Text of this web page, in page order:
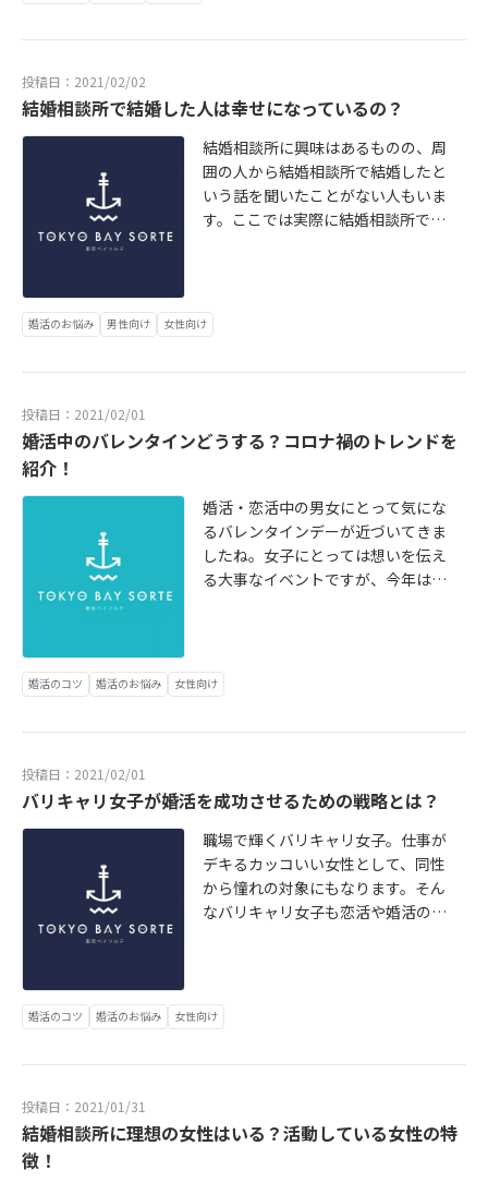
katsu/3months/
投稿日：2021/02/02
結婚相談所で結婚した人は幸せになっているの？
結婚相談所に興味はあるものの、周
囲の人から結婚相談所で結婚したと
いう話を聞いたことがない人もいま
す。ここでは実際に結婚相談所で結
こちらから https://tokyo-sorte.co
m/topics/konkatsu/happiness/
婚活のお悩み 男性向け 女性向け
投稿日：2021/02/01
婚活中のバレンタインどうする？コロナ禍のトレンドを
紹介！
婚活・恋活中の男女にとって気にな
るバレンタインデーが近づいてきま
したね。女子にとっては想いを伝え
る大事なイベントですが、今年はコ
ンタインデーの最新トレンドを紹介
します。詳細はこちらから https://t
婚活のコツ 婚活のお悩み 女性向け
投稿日：2021/02/01
バリキャリ女子が婚活を成功させるための戦略とは？
職場で輝くバリキャリ女子。仕事が
デキるカッコいい女性として、同性
から憧れの対象にもなります。そん
なバリキャリ女子も恋活や婚活の場
に。結婚相談所にはそんな30代のバ
リキャリ女子が数多く活動していま
して婚活を成功させるコツを紹介し
婚活のコツ 婚活のお悩み 女性向け
投稿日：2021/01/31
結婚相談所に理想の女性はいる？活動している女性の特
徴！